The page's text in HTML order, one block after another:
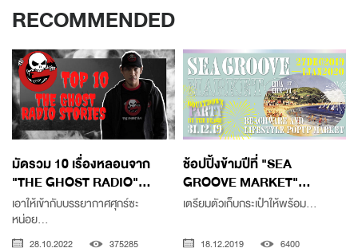
RECOMMENDED
มัดรวม 10 เรื่องหลอนจาก
"THE GHOST RADIO"...
เอาให้เข้ากับบรรยากาศศุกร์ซะ
หน่อย...
28.10.2022 375285
ช้อปปิ้งข้ามปีที่ "SEA
GROOVE MARKET"...
เตรียมตัวเก็บกระเป๋าให้พร้อม...
18.12.2019 6400